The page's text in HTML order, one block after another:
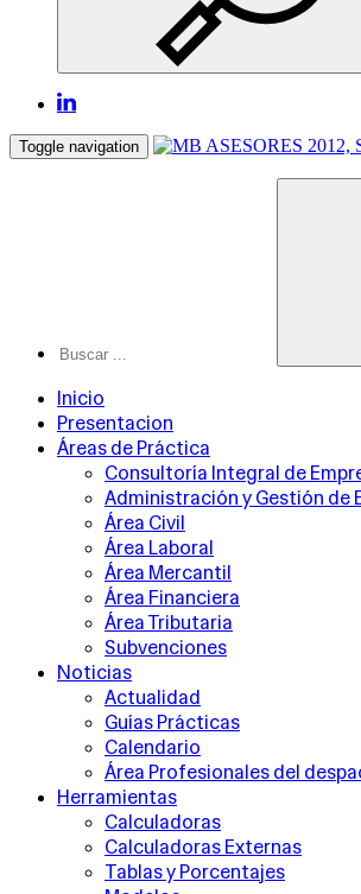
Toggle navigation
Inicio
Presentacion
Áreas de Práctica
Consultoría Integral de
Administración y Gestión de
Área Civil
Área Laboral
Área Mercantil
Área Financiera
Área Tributaria
Subvenciones
Noticias
Actualidad
Guías Prácticas
Calendario
Área Profesionales del
Herramientas
Calculadoras
Calculadoras Externas
Tablas y Porcentajes